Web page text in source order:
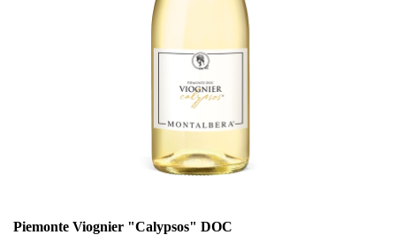
Piemonte Viognier "Calypsos" DOC